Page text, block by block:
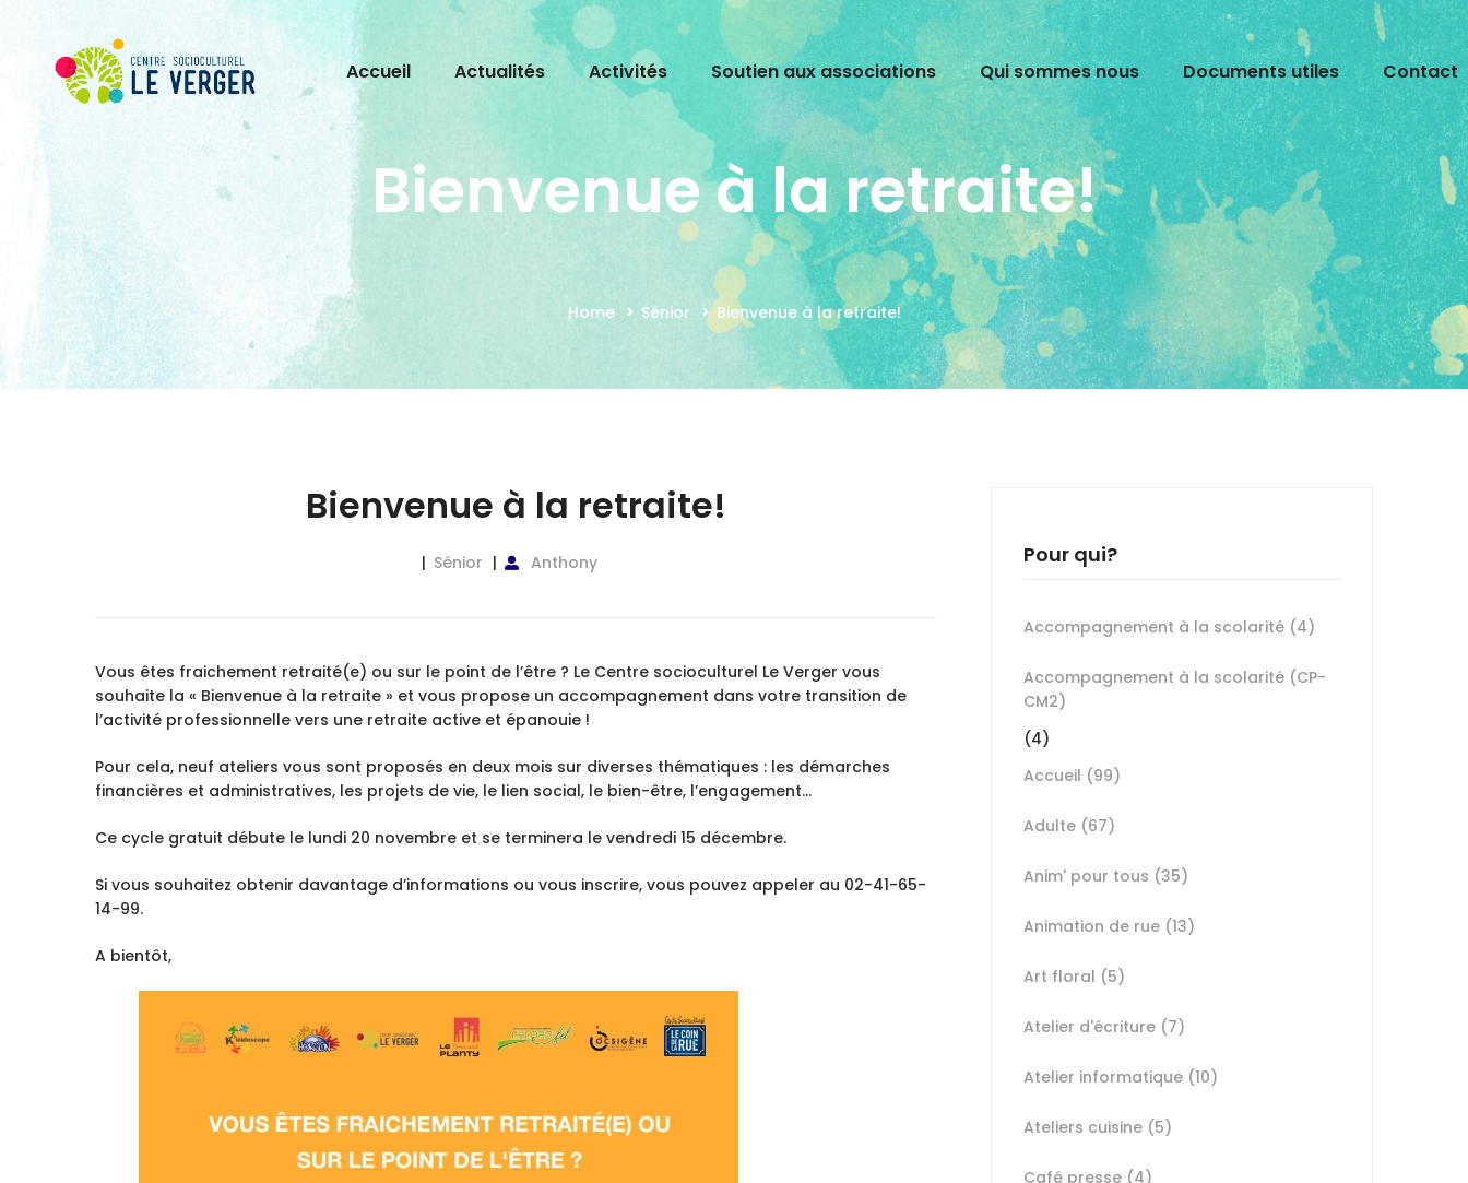
Accueil Actualités Activités Soutien aux associations Qui sommes nous Documents utiles Contact
Bienvenue à la retraite!
Home Sénior Bienvenue à la retraite!
Bienvenue à la retraite!
Sénior Anthony
Vous êtes fraichement retraité(e) ou sur le point de l’être ? Le Centre socioculturel Le Verger vous
souhaite la « Bienvenue à la retraite » et vous propose un accompagnement dans votre transition de
l’activité professionnelle vers une retraite active et épanouie !
Pour cela, neuf ateliers vous sont proposés en deux mois sur diverses thématiques : les démarches
financières et administratives, les projets de vie, le lien social, le bien-être, l’engagement…
Ce cycle gratuit débute le lundi 20 novembre et se terminera le vendredi 15 décembre.
Si vous souhaitez obtenir davantage d’informations ou vous inscrire, vous pouvez appeler au 02-41-65-
14-99.
A bientôt,
Pour qui?
Accompagnement à la scolarité (4)
Accompagnement à la scolarité (CP-
CM2)
(4)
Accueil (99)
Adulte (67)
Anim' pour tous (35)
Animation de rue (13)
Art floral (5)
Atelier d'écriture (7)
Atelier informatique (10)
Ateliers cuisine (5)
Café presse (4)